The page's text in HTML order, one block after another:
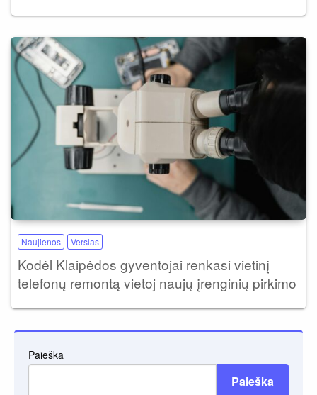
Naujienos Verslas
Kodėl Klaipėdos gyventojai renkasi vietinį
telefonų remontą vietoj naujų įrenginių pirkimo
Paieška
Paieška